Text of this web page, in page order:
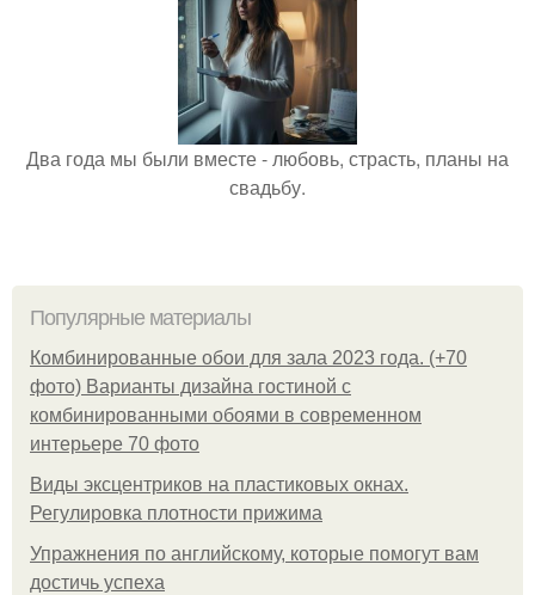
Два года мы были вместе - любовь, страсть, планы на
свадьбу.
Популярные материалы
Комбинированные обои для зала 2023 года. (+70
фото) Варианты дизайна гостиной с
комбинированными обоями в современном
интерьере 70 фото
Виды эксцентриков на пластиковых окнах.
Регулировка плотности прижима
Упражнения по английскому, которые помогут вам
достичь успеха